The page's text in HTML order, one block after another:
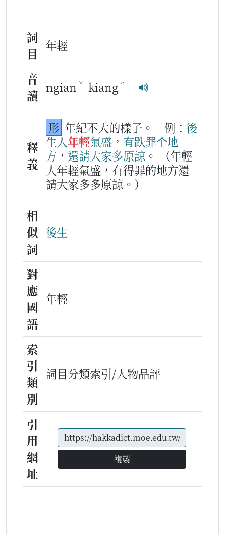
詞
目
年輕
音
讀
ngian ˇ kiang ˊ
釋
義
形 年紀不大的樣子。 例： 後
生人年輕氣盛 ， 有跌罪个地
方 ， 還請大家多原諒 。
（年輕
人年輕氣盛，有得罪的地方還
請大家多多原諒。）
相
似
詞
後生
對
應
國
語
年輕
索
引
類
別
詞目分類索引/人物品評
引
用
網
址
複製